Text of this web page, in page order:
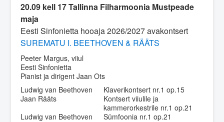
20.09 kell 17 Tallinna Filharmoonia Mustpeade
maja
Eesti Sinfonietta hooaja 2026/2027 avakontsert
SUREMATU I. BEETHOVEN & RÄÄTS
Peeter Margus, viiul
Eesti Sinfonietta
Pianist ja dirigent Jaan Ots
Ludwig van Beethoven
Klaverikontsert nr.1 op.15
Jaan Rääts
Kontsert viiulile ja
kammerorkestrile nr.1 op.21
Ludwig van Beethoven
Sümfoonia nr.1 op.21